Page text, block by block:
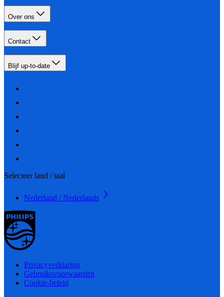
Over ons
Contact
Blijf up-to-date
Selecteer land / taal
Nederland / Nederlands
Privacyverklaring
Gebruiksvoorwaarden
Cookie-beleid